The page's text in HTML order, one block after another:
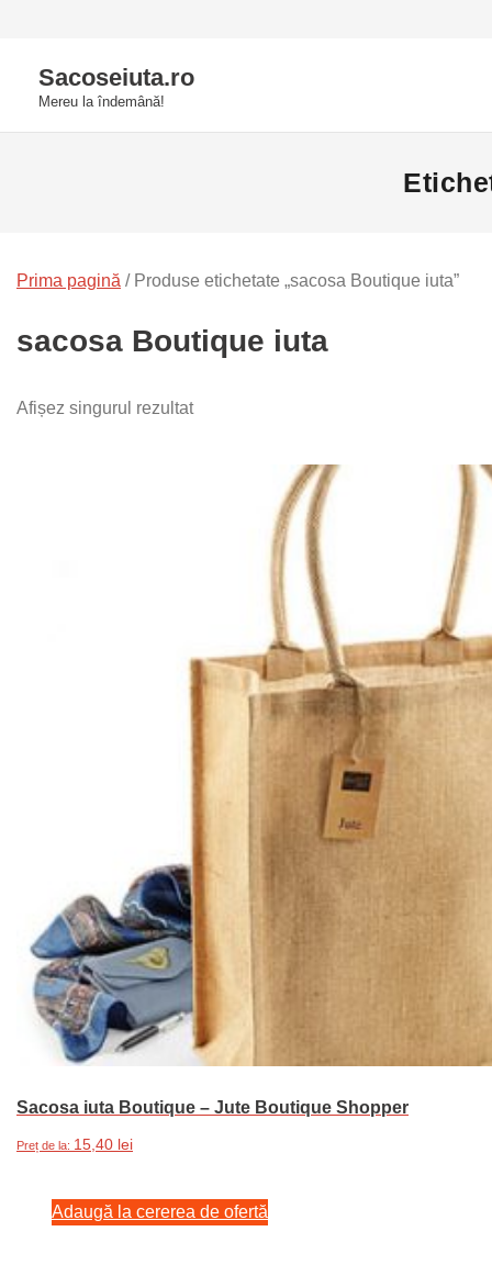
contentSacoseiuta.ro
Mereu la îndemână!
Prima pagină / Produse etichetate „sacosa Boutique iuta”
sacosa Boutique iuta
Afișez singurul rezultat
Sacosa iuta Boutique – Jute Boutique Shopper
Preț de la: 15,40 lei
Adaugă la cererea de ofertă